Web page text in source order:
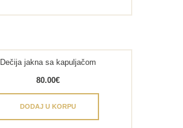
Dečija jakna sa kapuljačom
80.00€
DODAJ U KORPU